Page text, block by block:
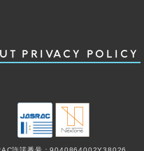
PRIVACY POLICY